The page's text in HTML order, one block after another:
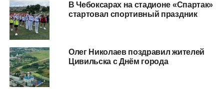
В Чебоксарах на стадионе «Спартак»
стартовал спортивный праздник
Олег Николаев поздравил жителей
Цивильска с Днём города